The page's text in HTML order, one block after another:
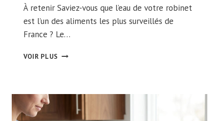
À retenir Saviez-vous que l’eau de votre robinet
est l’un des aliments les plus surveillés de
France ? Le…
VOIR PLUS CONTRÔLE
QUI